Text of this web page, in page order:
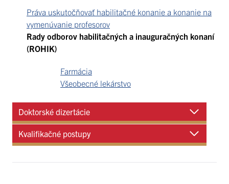
Práva uskutočňovať habilitačné konanie a konanie na
vymenúvanie profesorov
Rady odborov habilitačných a inauguračných konaní
(ROHIK)
Farmácia
Všeobecné lekárstvo
Doktorské dizertácie
Kvalifikačné postupy